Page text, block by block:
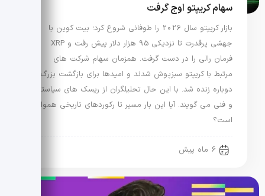
سهام کریپتو اوج گرفت
بازار کریپتو سال 2026 را طوفانی شروع کرد؛ بیت کوین با
جهشی پرقدرت تا نزدیکی 95 هزار دلار پیش رفت و XRP
فرمان رالی را در دست گرفت. همزمان سهام شرکت های
مرتبط با کریپتو سبزپوش شدند و امیدها برای بازگشت بزرگ
دوباره زنده شد. با این حال تحلیلگران از ریسک های سیاستی
و فنی می گویند. آیا این بار مسیر تا رکوردهای تاریخی هموار
است؟
6 ماه پیش